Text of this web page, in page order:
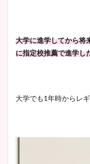
大学に進学してから将
に指定校推薦で進学し
大学でも1年時からレ